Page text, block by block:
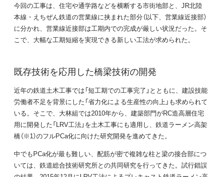
今回の工事は、住宅や通学路などを横断する市街地部と、JR北陸
本線・えちぜん鉄道の営業線に挟まれた部分（以下、営業線近接部）
に分かれ、営業線近接部は工期内での完成が厳しい状況だった。そ
こで、大幅な工期短縮を実現できる新しい工法が求められた。
既存技術を応用した橋梁技術の開発
近年の鉄道土木工事では「短工期での工事完了」とともに、建設技能
労働者不足を背景にした「省力化による生産性の向上」も求められて
いる。そこで、大林組では2010年から、建築部門がRC造高層住宅
用に開発した「LRV工法」を土木工事にも適用し、鉄道ラーメン高架
橋（※1）のフルPCa化に向けた研究開発を進めてきた。
中でもPCa化が最も難しい、配筋が密で複雑な柱と梁の接合部につ
いては、鉄道総合技術研究所との共同研究を行ってきた。試行錯誤